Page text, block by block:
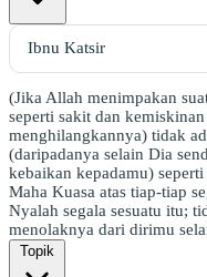
(Jika Allah menimpakan
seperti sakit dan
menghilangkannya) tidak
(daripadanya selain Dia
kebaikan kepadamu)
Maha Kuasa atas tiap-tiap
Nyalah segala sesuatu itu;
menolaknya dari dirimu
Topik